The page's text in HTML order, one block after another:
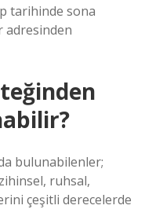
tarihinde sona
adresinden
bulunabilenler;
zihinsel, ruhsal,
çeşitli derecelerde